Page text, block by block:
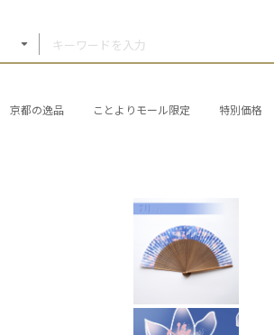
京都の逸品 ことよりモール限定 特別価格